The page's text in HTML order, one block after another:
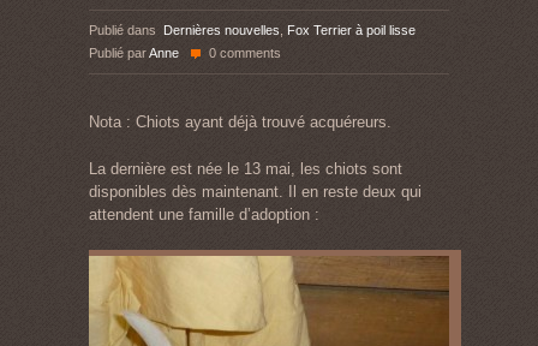
Publié dans Dernières nouvelles
Fox Terrier à poil lisse
Publié parAnne 0 comments
Nota : Chiots ayant déjà trouvé acquéreurs.
La dernière est née le 13 mai, les chiots sont
disponibles dès maintenant. Il en reste deux qui
attendent une famille d’adoption :